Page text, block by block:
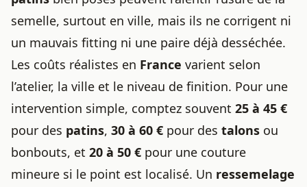
semelle, surtout en ville, mais ils ne corrigent ni
un mauvais fitting ni une paire déjà desséchée.
Les coûts réalistes en France varient selon
l’atelier, la ville et le niveau de finition. Pour une
intervention simple, comptez souvent 25 à 45 €
pour des patins, 30 à 60 € pour des talons ou
bonbouts, et 20 à 50 € pour une couture
mineure si le point est localisé. Un ressemelage